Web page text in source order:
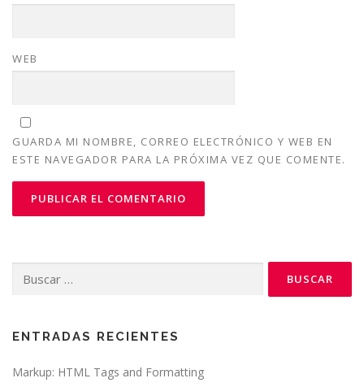
WEB
GUARDA MI NOMBRE, CORREO ELECTRÓNICO Y WEB EN
ESTE NAVEGADOR PARA LA PRÓXIMA VEZ QUE COMENTE.
ENTRADAS RECIENTES
Markup: HTML Tags and Formatting